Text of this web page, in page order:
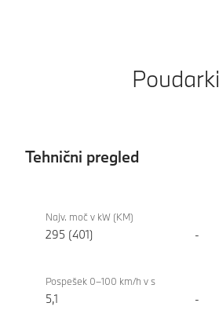
Poudarki
Tehnični pregled
pregled
xDrive40
Gran
Najv. moč v kW (KM)
295 (401) -
Pospešek 0–100 km/h v s
5,1 -